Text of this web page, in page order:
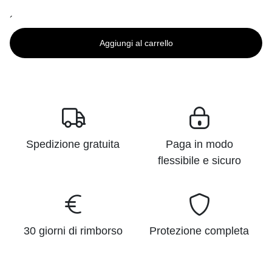
´
Aggiungi al carrello
Spedizione gratuita
Paga in modo
flessibile e sicuro
30 giorni di rimborso Protezione completa